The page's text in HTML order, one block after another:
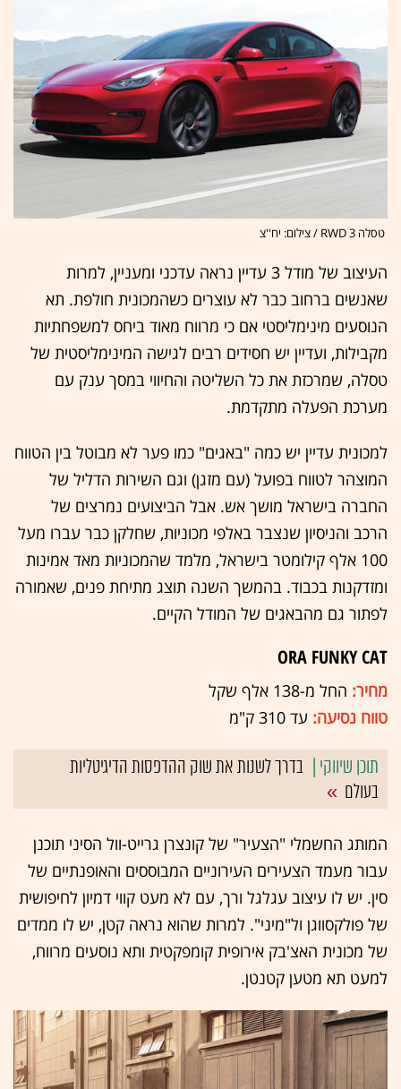
טסלה 3 RWD / צילום: יח''צ
העיצוב של מודל 3 עדיין נראה עדכני ומעניין, למרות
שאנשים ברחוב כבר לא עוצרים כשהמכונית חולפת. תא
הנוסעים מינימליסטי אם כי מרווח מאוד ביחס למשפחתיות
מקבילות, ועדיין יש חסידים רבים לגישה המינימליסטית של
טסלה, שמרכזת את כל השליטה והחיווי במסך ענק עם
מערכת הפעלה מתקדמת.
למכונית עדיין יש כמה "באגים" כמו פער לא מבוטל בין הטווח
המוצהר לטווח בפועל (עם מזגן) וגם השירות הדליל של
החברה בישראל מושך אש. אבל הביצועים נמרצים של
הרכב והניסיון שנצבר באלפי מכוניות, שחלקן כבר עברו מעל
100 אלף קילומטר בישראל, מלמד שהמכוניות מאד אמינות
ומזדקנות בכבוד. בהמשך השנה תוצג מתיחת פנים, שאמורה
לפתור גם מהבאגים של המודל הקיים.
ORA FUNKY CAT
מחיר: החל מ-138 אלף שקל
טווח נסיעה: עד 310 ק"מ
בדרך לשנות את שוק ההדפסות הדיגיטליות
בעולם
המותג החשמלי "הצעיר" של קונצרן גרייט-וול הסיני תוכנן
עבור מעמד הצעירים העירוניים המבוססים והאופנתיים של
סין. יש לו עיצוב עגלגל ורך, עם לא מעט קווי דמיון לחיפושית
של פולקסווגן ול"מיני". למרות שהוא נראה קטן, יש לו ממדים
של מכונית האצ'בק אירופית קומפקטית ותא נוסעים מרווח,
למעט תא מטען קטנטן.